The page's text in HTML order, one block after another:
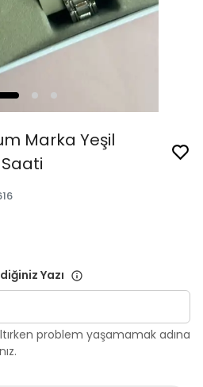
Marka Yeşil
Yazı
problem yaşamamak adına